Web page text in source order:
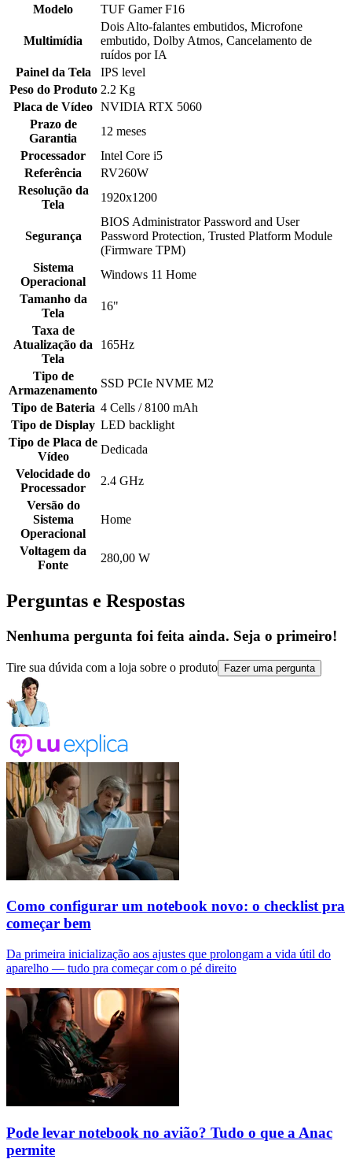
Modelo
TUF Gamer F16
Multimídia
Dois Alto-falantes embutidos, Microfone
embutido, Dolby Atmos, Cancelamento de
ruídos por IA
Painel da Tela
IPS level
Peso do Produto 2.2 Kg
Placa de Vídeo NVIDIA RTX 5060
Prazo de
Garantia
12 meses
Processador
Intel Core i5
Referência
RV260W
Resolução da
Tela
1920x1200
Segurança
BIOS Administrator Password and User
Password Protection, Trusted Platform Module
(Firmware TPM)
Sistema
Operacional
Windows 11 Home
Tamanho da
Tela
16"
Taxa de
Atualização da
Tela
165Hz
Tipo de
Armazenamento
SSD PCIe NVME M2
Tipo de Bateria 4 Cells / 8100 mAh
Tipo de Display LED backlight
Tipo de Placa de
Vídeo
Dedicada
Velocidade do
Processador
2.4 GHz
Versão do
Sistema
Operacional
Home
Voltagem da
Fonte
280,00 W
Perguntas e Respostas
Nenhuma pergunta foi feita ainda. Seja o primeiro!
Tire sua dúvida com a loja sobre o produto Fazer uma pergunta
Como configurar um notebook novo: o checklist pra
começar bem
Da primeira inicialização aos ajustes que prolongam a vida útil do
aparelho — tudo pra começar com o pé direito
Pode levar notebook no avião? Tudo o que a Anac
permite